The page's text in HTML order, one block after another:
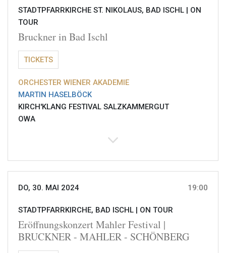
STADTPFARRKIRCHE ST. NIKOLAUS, BAD ISCHL | ON
TOUR
Bruckner in Bad Ischl
TICKETS
ORCHESTER WIENER AKADEMIE
MARTIN HASELBÖCK
KIRCH'KLANG FESTIVAL SALZKAMMERGUT
OWA
DO, 30. MAI 2024 19:00
STADTPFARRKIRCHE, BAD ISCHL | ON TOUR
Eröffnungskonzert Mahler Festival |
BRUCKNER - MAHLER - SCHÖNBERG